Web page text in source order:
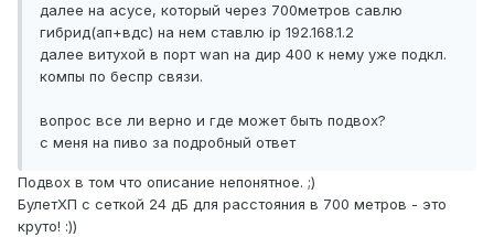
далее на асусе, который через 700метров савлю
гибрид(ап+вдс) на нем ставлю ip 192.168.1.2
далее витухой в порт wan на дир 400 к нему уже подкл.
компы по беспр связи.
вопрос все ли верно и где может быть подвох?
с меня на пиво за подробный ответ
Подвох в том что описание непонятное. ;)
БулетХП с сеткой 24 дБ для расстояния в 700 метров - это
круто! :))